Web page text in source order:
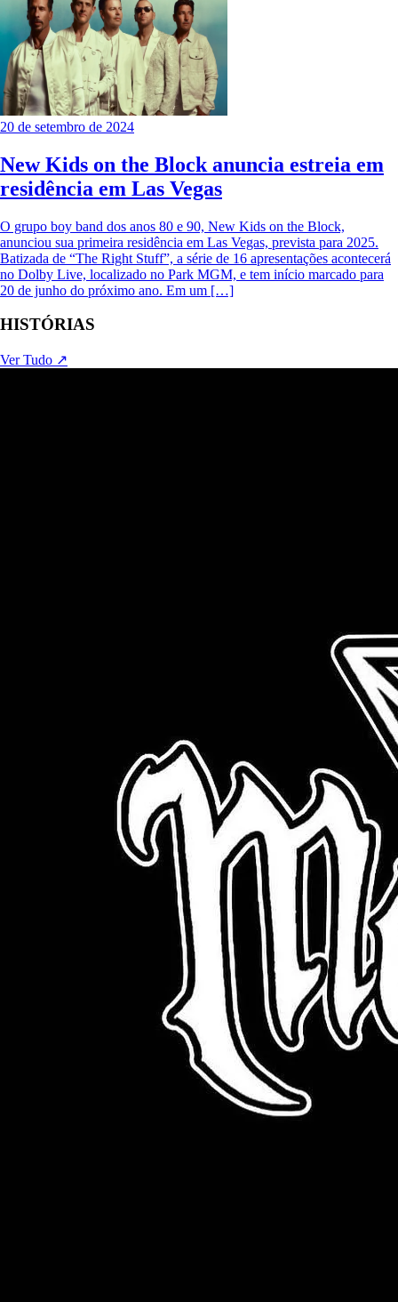
20 de setembro de 2024
New Kids on the Block anuncia estreia em
residência em Las Vegas
O grupo boy band dos anos 80 e 90, New Kids on the Block,
anunciou sua primeira residência em Las Vegas, prevista para 2025.
Batizada de “The Right Stuff”, a série de 16 apresentações acontecerá
no Dolby Live, localizado no Park MGM, e tem início marcado para
20 de junho do próximo ano. Em um […]
HISTÓRIAS
Ver Tudo ↗